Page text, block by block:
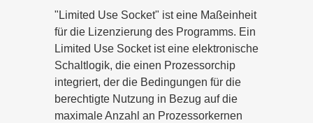
"Limited Use Socket" ist eine Maßeinheit
für die Lizenzierung des Programms. Ein
Limited Use Socket ist eine elektronische
Schaltlogik, die einen Prozessorchip
integriert, der die Bedingungen für die
berechtigte Nutzung in Bezug auf die
maximale Anzahl an Prozessorkernen